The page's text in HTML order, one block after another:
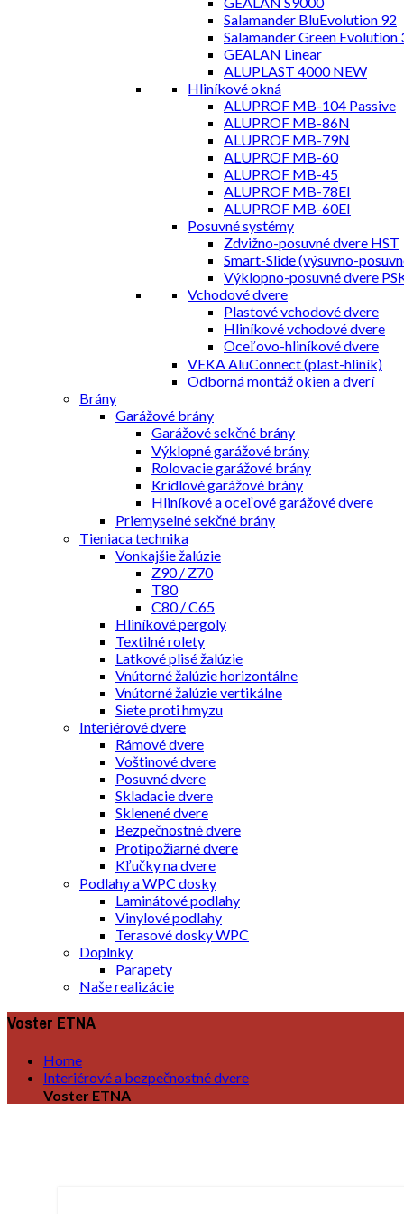
Salamander BluEvolution 92
Salamander Green Evolution
GEALAN Linear
ALUPLAST 4000 NEW
Hliníkové okná
ALUPROF MB-104 Passive
ALUPROF MB-86N
ALUPROF MB-79N
ALUPROF MB-60
ALUPROF MB-45
ALUPROF MB-78EI
ALUPROF MB-60EI
Posuvné systémy
Zdvižno-posuvné dvere HST
Smart-Slide (výsuvno-
Výklopno-posuvné dvere
Vchodové dvere
Plastové vchodové dvere
Hliníkové vchodové dvere
Oceľovo-hliníkové dvere
VEKA AluConnect (plast-hliník)
Odborná montáž okien a dverí
Brány
Garážové brány
Garážové sekčné brány
Výklopné garážové brány
Rolovacie garážové brány
Krídlové garážové brány
Hliníkové a oceľové garážové dvere
Priemyselné sekčné brány
Tieniaca technika
Vonkajšie žalúzie
Z90 / Z70
T80
C80 / C65
Hliníkové pergoly
Textilné rolety
Latkové plisé žalúzie
Vnútorné žalúzie horizontálne
Vnútorné žalúzie vertikálne
Siete proti hmyzu
Interiérové dvere
Rámové dvere
Voštinové dvere
Posuvné dvere
Skladacie dvere
Sklenené dvere
Bezpečnostné dvere
Protipožiarné dvere
Kľučky na dvere
Podlahy a WPC dosky
Laminátové podlahy
Vinylové podlahy
Terasové dosky WPC
Doplnky
Parapety
Naše realizácie
Voster ETNA
Home
Interiérové a bezpečnostné dvere
Voster ETNA